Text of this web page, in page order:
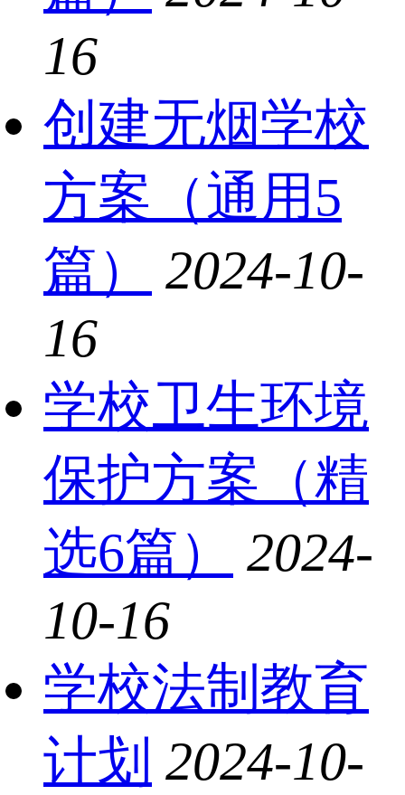
16
创建无烟学校
方案（通用5
篇）
2024-10-
16
学校卫生环境
保护方案（精
选6篇）
2024-
10-16
学校法制教育
计划 2024-10-